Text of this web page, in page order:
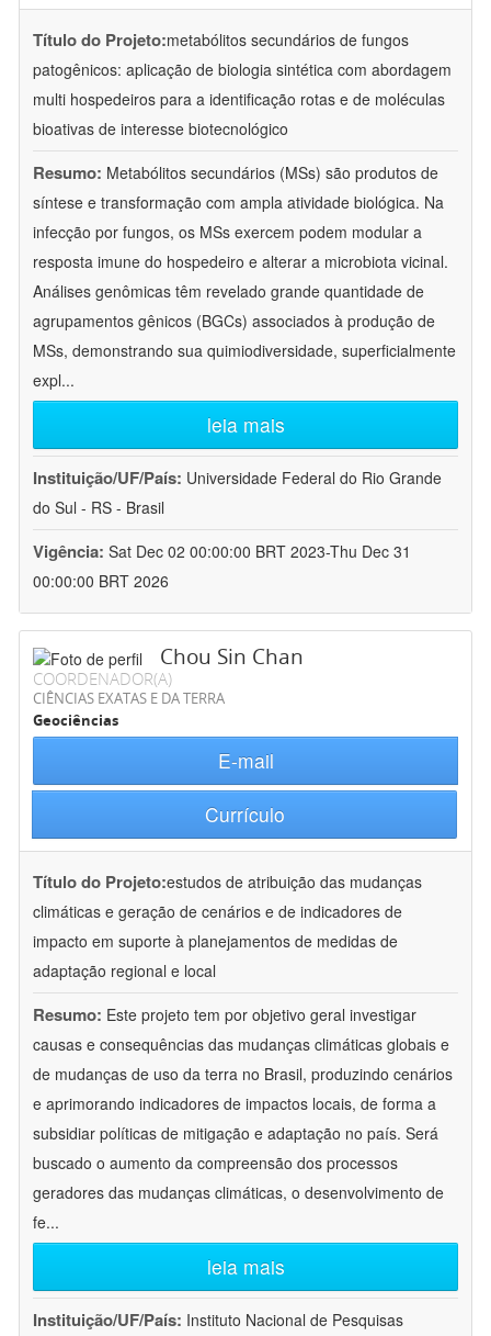
Título do Projeto:metabólitos secundários de fungos
patogênicos: aplicação de biologia sintética com abordagem
multi hospedeiros para a identificação rotas e de moléculas
bioativas de interesse biotecnológico
Resumo: Metabólitos secundários (MSs) são produtos de
síntese e transformação com ampla atividade biológica. Na
infecção por fungos, os MSs exercem podem modular a
resposta imune do hospedeiro e alterar a microbiota vicinal.
Análises genômicas têm revelado grande quantidade de
agrupamentos gênicos (BGCs) associados à produção de
MSs, demonstrando sua quimiodiversidade, superficialmente
expl...
leia mais
Instituição/UF/País: Universidade Federal do Rio Grande
do Sul - RS - Brasil
Vigência: Sat Dec 02 00:00:00 BRT 2023-Thu Dec 31
00:00:00 BRT 2026
Chou Sin Chan
COORDENADOR(A)
CIÊNCIAS EXATAS E DA TERRA
Geociências
E-mail
Currículo
Título do Projeto:estudos de atribuição das mudanças
climáticas e geração de cenários e de indicadores de
impacto em suporte à planejamentos de medidas de
adaptação regional e local
Resumo: Este projeto tem por objetivo geral investigar
causas e consequências das mudanças climáticas globais e
de mudanças de uso da terra no Brasil, produzindo cenários
e aprimorando indicadores de impactos locais, de forma a
subsidiar políticas de mitigação e adaptação no país. Será
buscado o aumento da compreensão dos processos
geradores das mudanças climáticas, o desenvolvimento de
fe...
leia mais
Instituição/UF/País: Instituto Nacional de Pesquisas